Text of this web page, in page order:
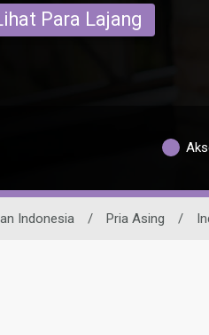
Para Lajang
Indonesia / Pria Asing /